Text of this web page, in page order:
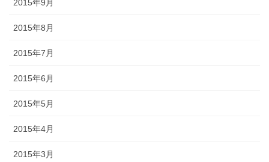
2015年9月
2015年8月
2015年7月
2015年6月
2015年5月
2015年4月
2015年3月